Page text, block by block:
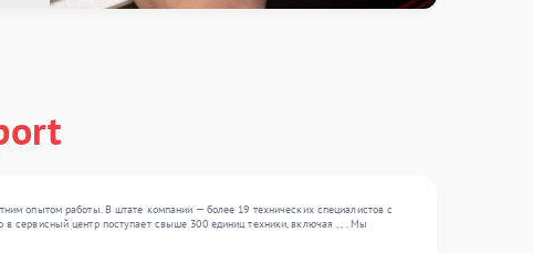
опытом работы. В штате компании — более 19 технических специалистов с
сервисный центр поступает свыше 300 единиц техники, включая , , . Мы